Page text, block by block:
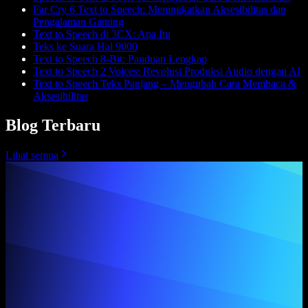
Far Cry 6 Text to Speech: Meningkatkan Aksesibilitas dan
Pengalaman Gaming
Text to Speech di 3CX: Apa Itu
Teks ke Suara Hal 9000
Text to Speech 8-Bit: Panduan Lengkap
Text to Speech 2 Voices: Revolusi Produksi Audio dengan AI
Text to Speech Teks Panjang – Mengubah Cara Membaca &
Aksesibilitas
Blog Terbaru
Lihat semua